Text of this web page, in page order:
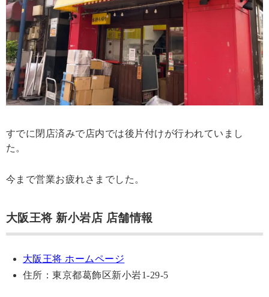
すでに閉店済みで店内では後片付けが行われていまし
た。
今まで営業お疲れさまでした。
大阪王将 新小岩店 店舗情報
大阪王将 ホームページ
住所：東京都葛飾区新小岩1-29-5